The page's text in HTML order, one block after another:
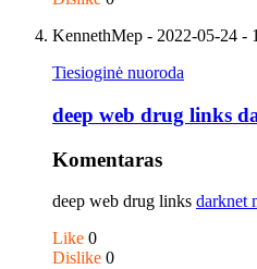
KennethMep - 2022-05-24 -
Tiesioginė nuoroda
deep web drug links
Komentaras
deep web drug links darknet
Like 0
Dislike 0